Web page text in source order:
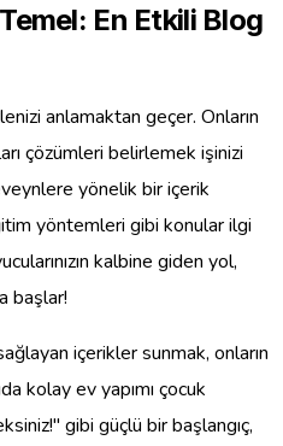
En Etkili Blog
anlamaktan geçer. Onların
çözümleri belirlemek işinizi
yönelik bir içerik
yöntemleri gibi konular ilgi
kalbine giden yol,
başlar!
içerikler sunmak, onların
kolay ev yapımı çocuk
gibi güçlü bir başlangıç,